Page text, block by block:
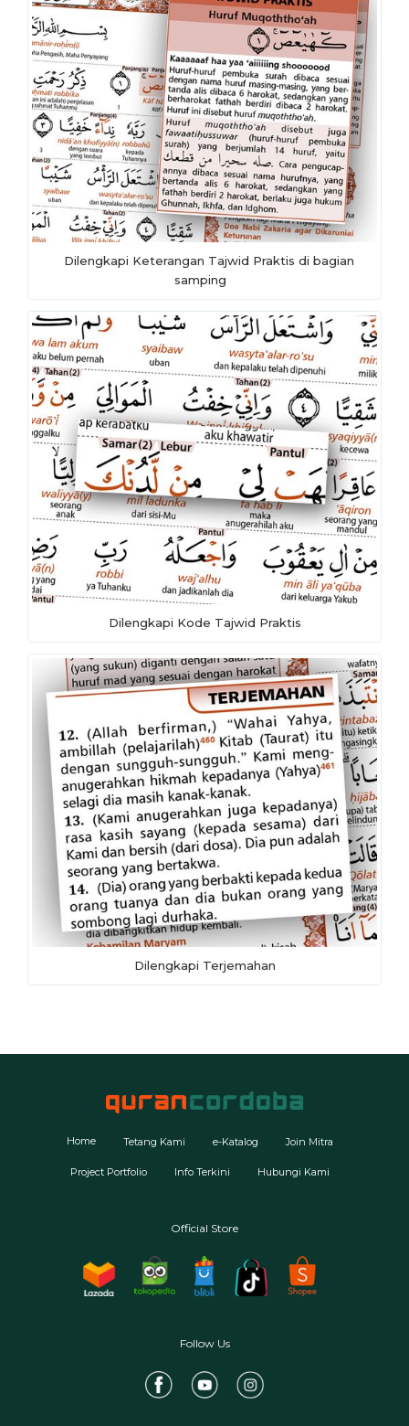
Dilengkapi Keterangan Tajwid Praktis di bagian
samping
Dilengkapi Kode Tajwid Praktis
Dilengkapi Terjemahan
Home Tetang Kami e-Katalog Join Mitra
Project Portfolio Info Terkini Hubungi Kami
Official Store
Follow Us